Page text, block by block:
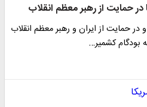
حمایت از رهبر معظم انقلاب
حمایت از ایران و رھبر معظم انقلاب
بودگام کشمیر…